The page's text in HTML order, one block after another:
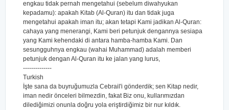
engkau tidak pernah mengetahui (sebelum diwahyukan
kepadamu): apakah Kitab (Al-Quran) itu dan tidak juga
mengetahui apakah iman itu; akan tetapi Kami jadikan Al-Quran:
cahaya yang menerangi, Kami beri petunjuk dengannya sesiapa
yang Kami kehendaki di antara hamba-hamba Kami. Dan
sesungguhnya engkau (wahai Muhammad) adalah memberi
petunjuk dengan Al-Quran itu ke jalan yang lurus,
--------------
Turkish
İşte sana da buyruğumuzla Cebrail'i gönderdik; sen Kitap nedir,
iman nedir önceleri bilmezdin, fakat Biz onu, kullarımızdan
dilediğimizi onunla doğru yola eriştirdiğimiz bir nur kıldık.